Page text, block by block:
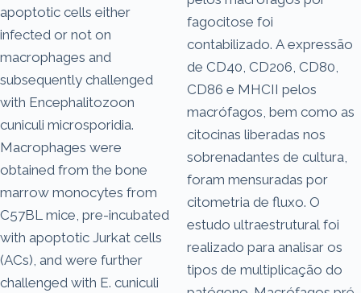
apoptotic cells either
infected or not on
macrophages and
subsequently challenged
with Encephalitozoon
cuniculi microsporidia.
Macrophages were
obtained from the bone
marrow monocytes from
C57BL mice, pre-incubated
with apoptotic Jurkat cells
(ACs), and were further
challenged with E. cuniculi
fagocitose foi
contabilizado. A expressão
de CD40, CD206, CD80,
CD86 e MHCII pelos
macrófagos, bem como as
citocinas liberadas nos
sobrenadantes de cultura,
foram mensuradas por
citometria de fluxo. O
estudo ultraestrutural foi
realizado para analisar os
tipos de multiplicação do